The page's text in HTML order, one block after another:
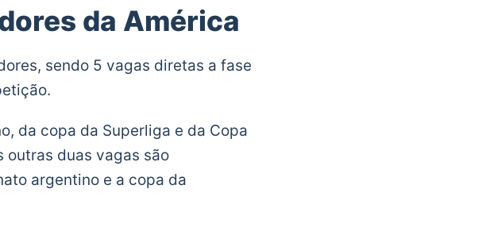
da América
sendo 5 vagas diretas a fase
da copa da Superliga e da Copa
outras duas vagas são
argentino e a copa da